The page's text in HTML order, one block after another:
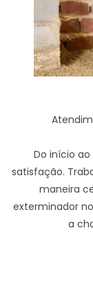
Do início
satisfação.
maneira
exterminador
a